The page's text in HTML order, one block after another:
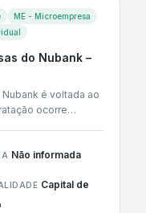
ME - Microempresa
do Nubank –
é voltada ao
ocorre
Não informada
Capital de